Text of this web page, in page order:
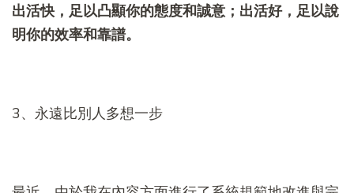
出活快，足以凸顯你的態度和誠意；出活好，足以說
明你的效率和靠譜。
3、永遠比別人多想一步